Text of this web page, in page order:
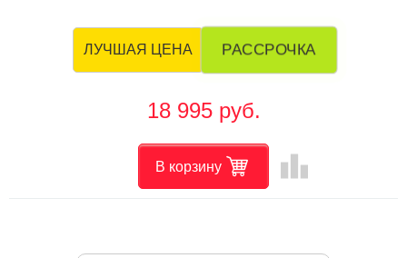
ЛУЧШАЯ ЦЕНА РАССРОЧКА
18 995 руб.
В корзину leaderboard